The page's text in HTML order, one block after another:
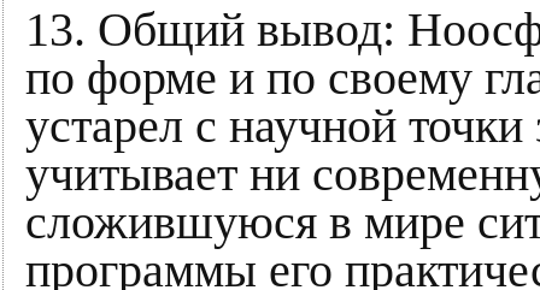
13. Общий вывод:
по форме и по своему
устарел с научной
учитывает ни
сложившуюся в мире
программы его